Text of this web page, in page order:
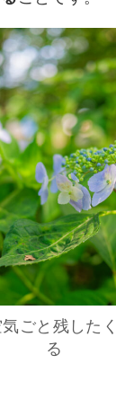
ごと残した
る